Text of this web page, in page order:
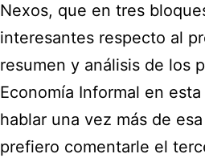
Nexos, que en tres
interesantes respecto al
resumen y análisis de los
Economía Informal en
hablar una vez más de
prefiero comentarle el